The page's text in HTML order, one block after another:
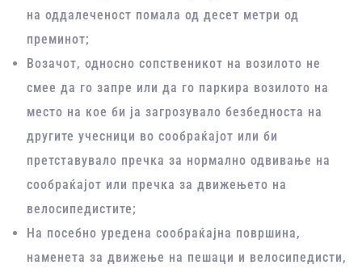
на оддалеченост помала од десет метри од
преминот;
Возачот, односно сопственикот на возилото не
смее да го запре или да го паркира возилото на
место на кое би ја загрозувало безбедноста на
другите учесници во сообраќајот или би
претставувало пречка за нормално одвивање на
сообраќајот или пречка за движењето на
велосипедистите;
На посебно уредена сообраќајна површина,
наменета за движење на пешаци и велосипедисти,